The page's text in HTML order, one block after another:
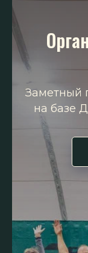
Заметный
н а базе